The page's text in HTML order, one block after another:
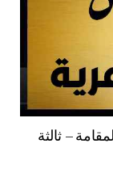
– ثالثة